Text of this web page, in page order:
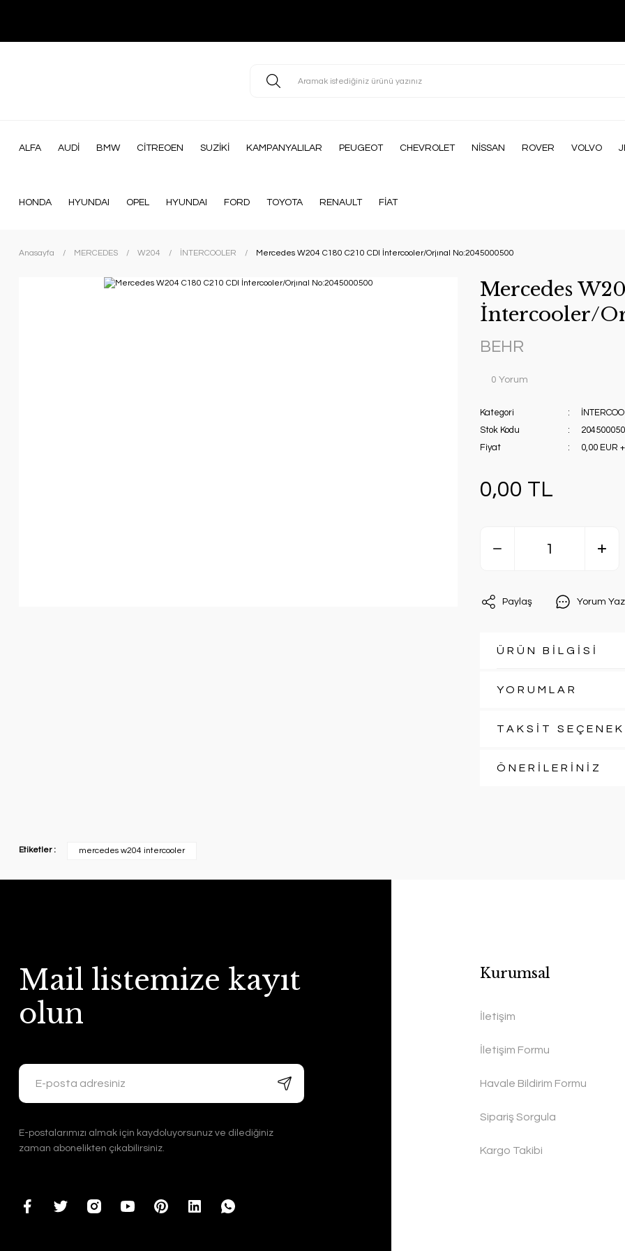
ALFA AUDİ BMW CİTREOEN SUZİKİ KAMPANYALILAR PEUGEOT CHEVROLET NİSSAN ROVER VOLVO
HONDA HYUNDAI OPEL HYUNDAI FORD TOYOTA RENAULT FİAT
Anasayfa MERCEDES W204 İNTERCOOLER Mercedes W204 C180 C210 CDI İntercooler/Orjınal No:2045000500
Mercedes
İntercooler/
BEHR
0 Yorum
Kategori
Stok Kodu
Fiyat
0,00 EUR
0,00 TL
Paylaş Yorum Yaz
ÜRÜN BİLGİSİ
YORUMLAR
TAKSİT
ÖNERİLERİNİZ
Etiketler : mercedes w204 intercooler
Mail listemize kayıt
olun
E-postalarımızı almak için kaydoluyorsunuz ve dilediğiniz
zaman abonelikten çıkabilirsiniz.
Kurumsal
İletişim
İletişim Formu
Havale Bildirim Formu
Sipariş Sorgula
Kargo Takibi